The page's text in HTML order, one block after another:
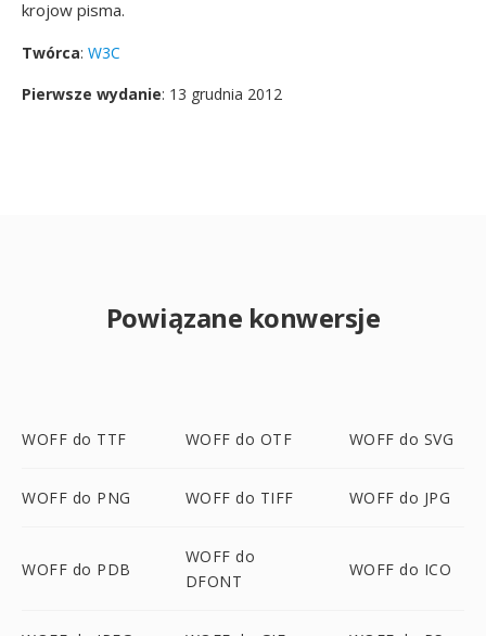
krojow pisma.
Twórca: W3C
Pierwsze wydanie: 13 grudnia 2012
Powiązane konwersje
WOFF do TTF WOFF do OTF WOFF do SVG
WOFF do PNG WOFF do TIFF WOFF do JPG
WOFF do PDB
WOFF do
DFONT
WOFF do ICO